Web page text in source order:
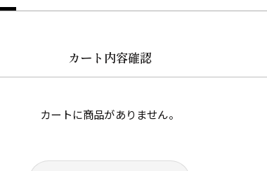
カート内容確認
カートに商品がありません。